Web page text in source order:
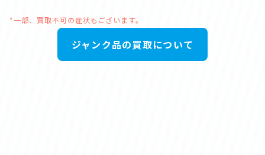
*一部、買取不可の症状もございます。
ジャンク品の買取について